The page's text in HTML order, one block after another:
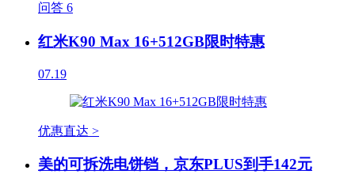
问答 6
红米K90 Max 16+512GB限时特惠
07.19
优惠直达 >
美的可拆洗电饼铛，京东PLUS到手142元